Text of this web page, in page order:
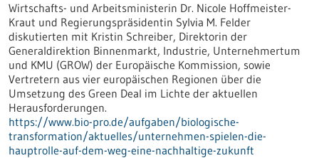
Wirtschafts- und Arbeitsministerin Dr. Nicole Hoffmeister-
Kraut und Regierungspräsidentin Sylvia M. Felder
diskutierten mit Kristin Schreiber, Direktorin der
Generaldirektion Binnenmarkt, Industrie, Unternehmertum
und KMU (GROW) der Europäische Kommission, sowie
Vertretern aus vier europäischen Regionen über die
Umsetzung des Green Deal im Lichte der aktuellen
Herausforderungen.
https://www.bio-pro.de/aufgaben/biologische-
transformation/aktuelles/unternehmen-spielen-die-
hauptrolle-auf-dem-weg-eine-nachhaltige-zukunft